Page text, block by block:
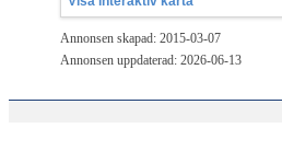
Annonsen skapad: 2015-03-07
Annonsen uppdaterad: 2026-06-13